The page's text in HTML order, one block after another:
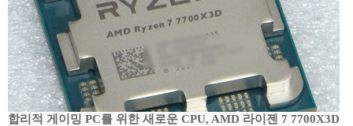
합리적 게이밍 PC를 위한 새로운 CPU, AMD 라이젠 7 7700X3D